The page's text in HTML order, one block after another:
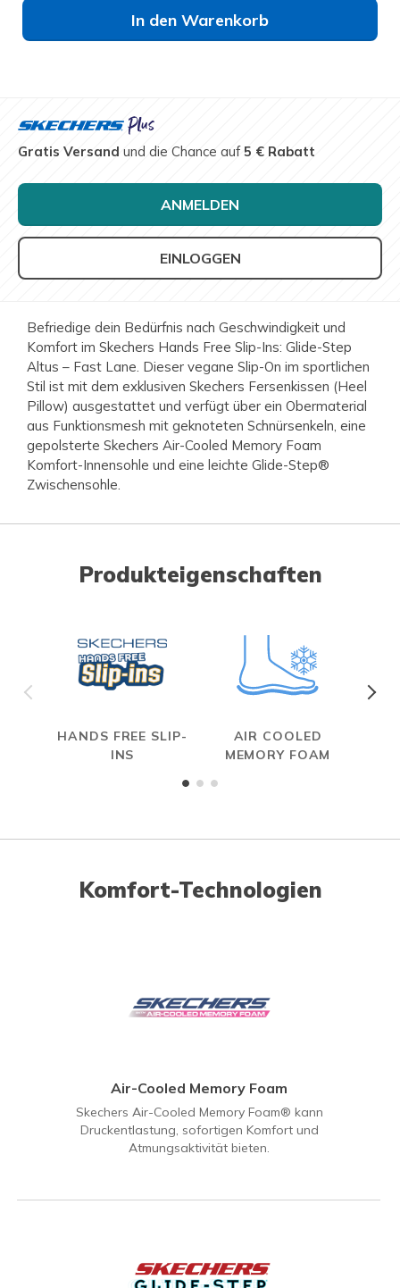
In den Warenkorb
Gratis Versand und die Chance auf5 € Rabatt
ANMELDEN
EINLOGGEN
Befriedige dein Bedürfnis nach Geschwindigkeit und
Komfort im Skechers Hands Free Slip-Ins: Glide-Step
Altus – Fast Lane. Dieser vegane Slip-On im sportlichen
Stil ist mit dem exklusiven Skechers Fersenkissen (Heel
Pillow) ausgestattet und verfügt über ein Obermaterial
aus Funktionsmesh mit geknoteten Schnürsenkeln, eine
gepolsterte Skechers Air-Cooled Memory Foam
Komfort-Innensohle und eine leichte Glide-Step®
Zwischensohle.
Produkteigenschaften
HANDS FREE SLIP-
INS
AIR COOLED
MEMORY FOAM
Komfort-Technologien
Air-Cooled Memory Foam
Skechers Air-Cooled Memory Foam® kann
Druckentlastung, sofortigen Komfort und
Atmungsaktivität bieten.